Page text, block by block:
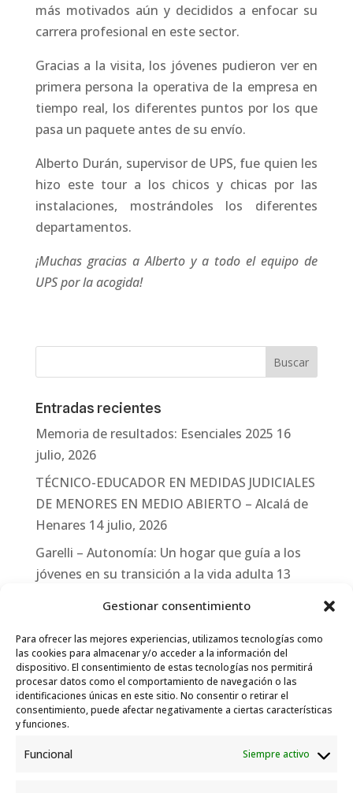
Gestionar consentimiento
Para ofrecer las mejores experiencias, utilizamos tecnologías como
las cookies para almacenar y/o acceder a la información del
dispositivo. El consentimiento de estas tecnologías nos permitirá
procesar datos como el comportamiento de navegación o las
identificaciones únicas en este sitio. No consentir o retirar el
consentimiento, puede afectar negativamente a ciertas características
y funciones.
Funcional Siempre activo
más motivados aún y decididos a enfocar su
carrera profesional en este sector.
Gracias a la visita, los jóvenes pudieron ver en
primera persona la operativa de la empresa en
tiempo real, los diferentes puntos por los que
pasa un paquete antes de su envío.
Alberto Durán, supervisor de UPS, fue quien les
hizo este tour a los chicos y chicas por las
instalaciones, mostrándoles los diferentes
departamentos.
¡Muchas gracias a Alberto y a todo el equipo de
UPS por la acogida!
Entradas recientes
Memoria de resultados: Esenciales 2025 16
julio, 2026
TÉCNICO-EDUCADOR EN MEDIDAS JUDICIALES
DE MENORES EN MEDIO ABIERTO – Alcalá de
Henares 14 julio, 2026
Garelli – Autonomía: Un hogar que guía a los
jóvenes en su transición a la vida adulta 13
Garelli-Refugio: Acciones de empleo en el
marco del Sistema de Acogida de Protección
Internacional 10 julio, 2026